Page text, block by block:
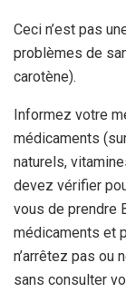
Ceci n’est pas
problèmes de
carotène).
Informez votre
médicaments
naturels,
devez vérifier
vous de prendre
médicaments et
n’arrêtez pas ou
sans consulter